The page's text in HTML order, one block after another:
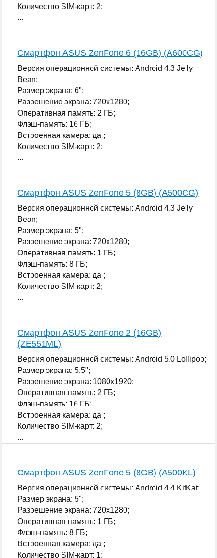
Количество SIM-карт: 2;
...
Смартфон ASUS ZenFone 6 (16GB) (A600CG)
Версия операционной системы: Android 4.3 Jelly
Bean;
Размер экрана: 6";
Разрешение экрана: 720x1280;
Оперативная память: 2 ГБ;
Флэш-память: 16 ГБ;
Встроенная камера: да ;
Количество SIM-карт: 2;
...
Смартфон ASUS ZenFone 5 (8GB) (A500CG)
Версия операционной системы: Android 4.3 Jelly
Bean;
Размер экрана: 5";
Разрешение экрана: 720x1280;
Оперативная память: 1 ГБ;
Флэш-память: 8 ГБ;
Встроенная камера: да ;
Количество SIM-карт: 2;
...
Смартфон ASUS ZenFone 2 (16GB)
(ZE551ML)
Версия операционной системы: Android 5.0 Lollipop;
Размер экрана: 5.5";
Разрешение экрана: 1080x1920;
Оперативная память: 2 ГБ;
Флэш-память: 16 ГБ;
Встроенная камера: да ;
Количество SIM-карт: 2;
...
Смартфон ASUS ZenFone 5 (8GB) (A500KL)
Версия операционной системы: Android 4.4 KitKat;
Размер экрана: 5";
Разрешение экрана: 720x1280;
Оперативная память: 1 ГБ;
Флэш-память: 8 ГБ;
Встроенная камера: да ;
Количество SIM-карт: 1;